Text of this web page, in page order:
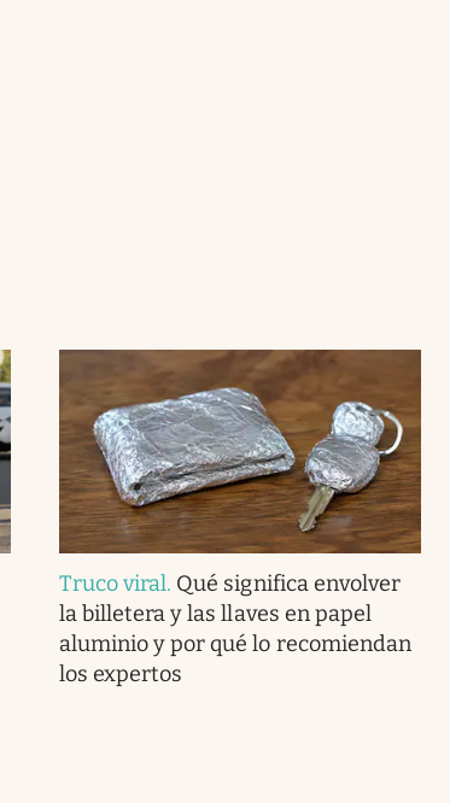
Truco viral. Qué significa envolver
la billetera y las llaves en papel
aluminio y por qué lo recomiendan
los expertos